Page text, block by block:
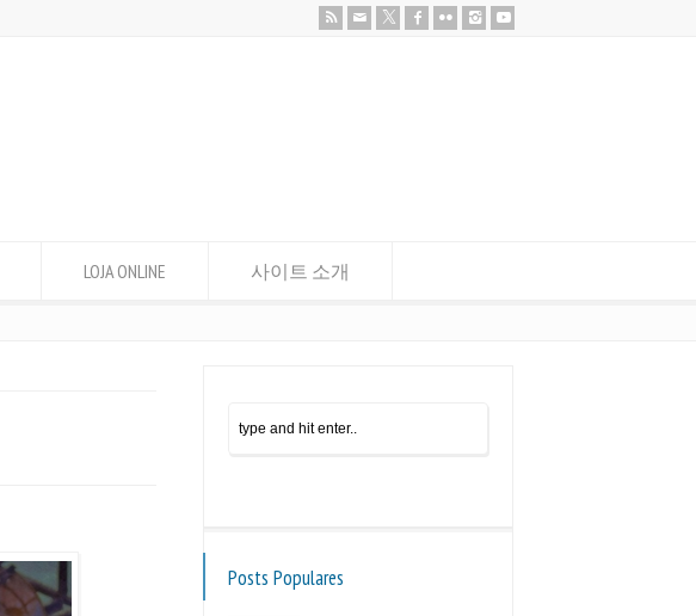
LOJA ONLINE 사이트 소개
Posts Populares